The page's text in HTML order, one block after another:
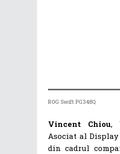
ROG Swift PG348Q
Vincent Chiou,
Asociat al
din cadrul